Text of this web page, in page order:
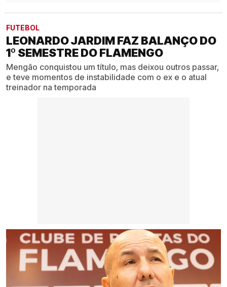
FUTEBOL
LEONARDO JARDIM FAZ BALANÇO DO
1º SEMESTRE DO FLAMENGO
Mengão conquistou um título, mas deixou outros passar,
e teve momentos de instabilidade com o ex e o atual
treinador na temporada